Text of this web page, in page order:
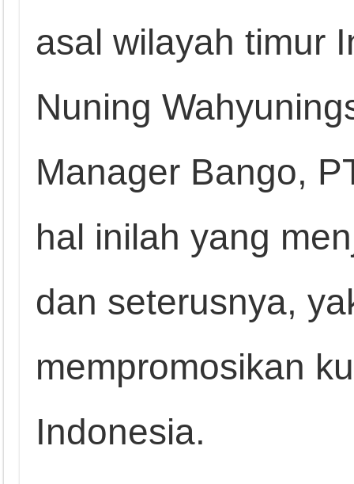
asal wilayah timur
Nuning
Manager Bango,
hal inilah yang
dan seterusnya,
mempromosikan
Indonesia.